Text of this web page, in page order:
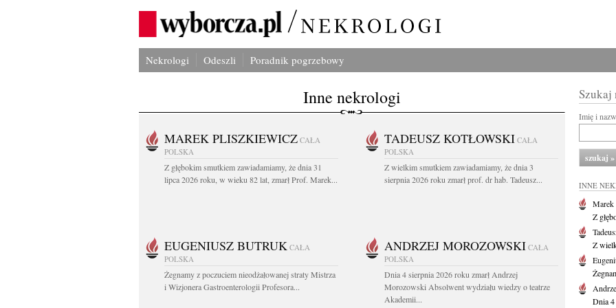
Nekrologi Odeszli Poradnik pogrzebowy
Inne nekrologi
MAREK PLISZKIEWICZ CAŁA
POLSKA
Z głębokim smutkiem zawiadamiamy, że dnia 31
lipca 2026 roku, w wieku 82 lat, zmarł Prof. Marek...
TADEUSZ KOTŁOWSKI CAŁA
POLSKA
Z wielkim smutkiem zawiadamiamy, że dnia 3
sierpnia 2026 roku zmarł prof. dr hab. Tadeusz...
EUGENIUSZ BUTRUK CAŁA
POLSKA
Żegnamy z poczuciem nieodżałowanej straty Mistrza
i Wizjonera Gastroenterologii Profesora...
ANDRZEJ MOROZOWSKI CAŁA
POLSKA
Dnia 4 sierpnia 2026 roku zmarł Andrzej
Morozowski Absolwent wydziału wiedzy o teatrze
Akademii...
Szukaj
Imię i
INNE
Marek
Z
Z
Dnia 4